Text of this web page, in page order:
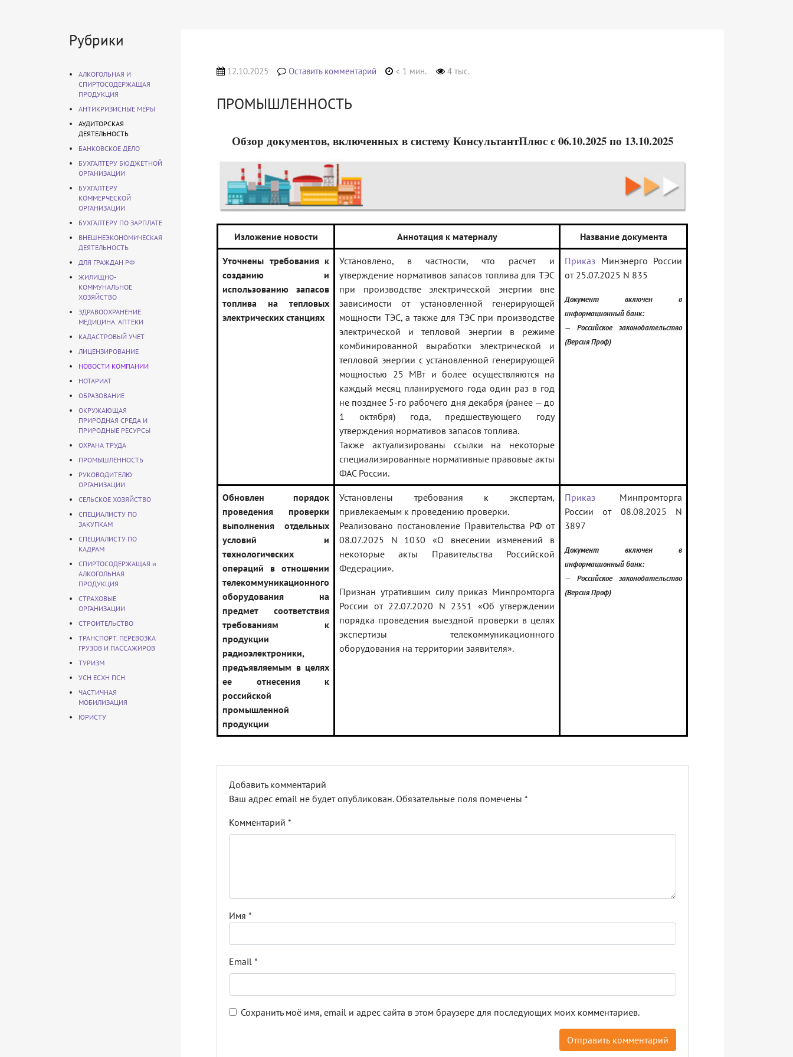
Рубрики
АЛКОГОЛЬНАЯ И
СПИРТОСОДЕРЖАЩАЯ
ПРОДУКЦИЯ
АНТИКРИЗИСНЫЕ МЕРЫ
АУДИТОРСКАЯ
ДЕЯТЕЛЬНОСТЬ
БАНКОВСКОЕ ДЕЛО
БУХГАЛТЕРУ БЮДЖЕТНОЙ
ОРГАНИЗАЦИИ
БУХГАЛТЕРУ
КОММЕРЧЕСКОЙ
ОРГАНИЗАЦИИ
БУХГАЛТЕРУ ПО ЗАРПЛАТЕ
ВНЕШНЕЭКОНОМИЧЕСКАЯ
ДЕЯТЕЛЬНОСТЬ
ДЛЯ ГРАЖДАН РФ
ЖИЛИЩНО-
КОММУНАЛЬНОЕ
ХОЗЯЙСТВО
ЗДРАВООХРАНЕНИЕ.
МЕДИЦИНА. АПТЕКИ
КАДАСТРОВЫЙ УЧЕТ
ЛИЦЕНЗИРОВАНИЕ
НОВОСТИ КОМПАНИИ
НОТАРИАТ
ОБРАЗОВАНИЕ
ОКРУЖАЮЩАЯ
ПРИРОДНАЯ СРЕДА И
ПРИРОДНЫЕ РЕСУРСЫ
ОХРАНА ТРУДА
ПРОМЫШЛЕННОСТЬ
РУКОВОДИТЕЛЮ
ОРГАНИЗАЦИИ
СЕЛЬСКОЕ ХОЗЯЙСТВО
СПЕЦИАЛИСТУ ПО
ЗАКУПКАМ
СПЕЦИАЛИСТУ ПО
КАДРАМ
СПИРТОСОДЕРЖАЩАЯ и
АЛКОГОЛЬНАЯ
ПРОДУКЦИЯ
СТРАХОВЫЕ
ОРГАНИЗАЦИИ
СТРОИТЕЛЬСТВО
ТРАНСПОРТ. ПЕРЕВОЗКА
ГРУЗОВ И ПАССАЖИРОВ
ТУРИЗМ
УСН ЕСХН ПСН
ЧАСТИЧНАЯ
МОБИЛИЗАЦИЯ
ЮРИСТУ
12.10.2025 Оставить комментарий < 1 мин. 4 тыс.
ПРОМЫШЛЕННОСТЬ
Обзор документов, включенных в систему КонсультантПлюс с 06.10.2025 по 13.10.2025
Изложение новости Аннотация к материалу Название документа
Уточнены требования к
созданию и
использованию запасов
топлива на тепловых
электрических станциях
Установлено, в частности, что расчет и
утверждение нормативов запасов топлива для ТЭС
при производстве электрической энергии вне
зависимости от установленной генерирующей
мощности ТЭС, а также для ТЭС при производстве
электрической и тепловой энергии в режиме
комбинированной выработки электрической и
тепловой энергии с установленной генерирующей
мощностью 25 МВт и более осуществляются на
каждый месяц планируемого года один раз в год
не позднее 5-го рабочего дня декабря (ранее — до
1 октября) года, предшествующего году
утверждения нормативов запасов топлива.
Также актуализированы ссылки на некоторые
специализированные нормативные правовые акты
ФАС России.
Приказ Минэнерго России
от 25.07.2025 N 835
Документ включен в
информационный банк:
— Российское законодательство
(Версия Проф)
Обновлен порядок
проведения проверки
выполнения отдельных
условий и
технологических
операций в отношении
телекоммуникационного
оборудования на
предмет соответствия
требованиям к
продукции
радиоэлектроники,
предъявляемым в целях
ее отнесения к
российской
промышленной
продукции
Установлены требования к экспертам,
привлекаемым к проведению проверки.
Реализовано постановление Правительства РФ от
08.07.2025 N 1030 «О внесении изменений в
некоторые акты Правительства Российской
Федерации».
Признан утратившим силу приказ Минпромторга
России от 22.07.2020 N 2351 «Об утверждении
порядка проведения выездной проверки в целях
экспертизы телекоммуникационного
оборудования на территории заявителя».
Приказ Минпромторга
России от 08.08.2025 N
3897
Документ включен в
информационный банк:
— Российское законодательство
(Версия Проф)
Добавить комментарий
Ваш адрес email не будет опубликован. Обязательные поля помечены *
Комментарий *
Имя *
Email *
Сохранить моё имя, email и адрес сайта в этом браузере для последующих моих комментариев.